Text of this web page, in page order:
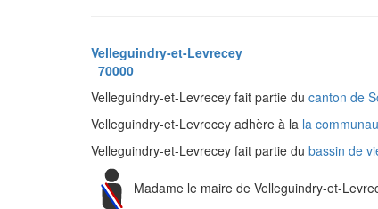
Velleguindry-et-Levrecey
70000
Velleguindry-et-Levrecey fait partie du canton de
Velleguindry-et-Levrecey adhère à la la
Velleguindry-et-Levrecey fait partie du bassin de
Madame le maire de Velleguindry-et-